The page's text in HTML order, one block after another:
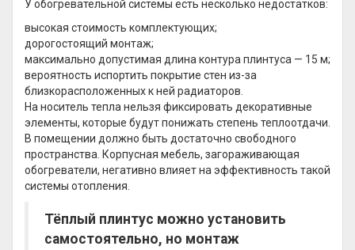
У обогревательной системы есть несколько недостатков:
высокая стоимость комплектующих;
дорогостоящий монтаж;
максимально допустимая длина контура плинтуса — 15 м;
вероятность испортить покрытие стен из-за
близкорасположенных к ней радиаторов.
На носитель тепла нельзя фиксировать декоративные
элементы, которые будут понижать степень теплоотдачи.
В помещении должно быть достаточно свободного
пространства. Корпусная мебель, загораживающая
обогреватели, негативно влияет на эффективность такой
системы отопления.
Тёплый плинтус можно установить
самостоятельно, но монтаж